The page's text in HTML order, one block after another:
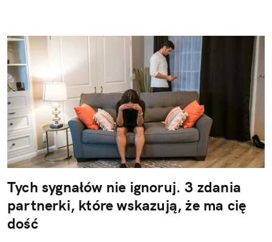
Tych sygnałów nie ignoruj. 3 zdania
partnerki, które wskazują, że ma cię
dość